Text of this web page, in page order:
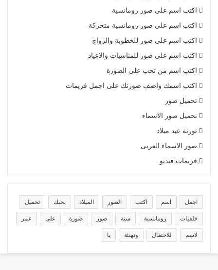
اكتب اسم على صور رومانسية
اكتب اسم على صور رومانسية متحركة
اكتب اسم على صور للخطوبة والزواج
اكتب اسم على صور للمناسبات والاعياد
اكتب اسم من تحب على الصورة
اكتب اسمك واضف صورتك على اجمل فريمات
تحميل صور
تحميل صور الاسماء
تورتة عيد ميلاد
صور الاسماء العربى
فريمات فيديو
اجمل اسم اكتب الصور الميلاد بحبك تحميل
خلفيات رومانسية سنة صور صورة على عمر
لاسم للاحتفال وتهنئة يا